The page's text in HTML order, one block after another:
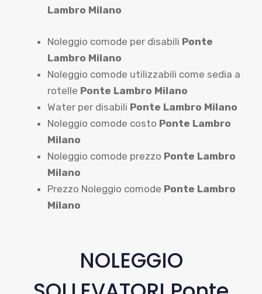
Lambro Milano
Noleggio comode per disabili Ponte
Lambro Milano
Noleggio comode utilizzabili come sedia a
rotelle Ponte Lambro Milano
Water per disabili Ponte Lambro Milano
Noleggio comode costo Ponte Lambro
Milano
Noleggio comode prezzo Ponte Lambro
Milano
Prezzo Noleggio comode Ponte Lambro
Milano
NOLEGGIO